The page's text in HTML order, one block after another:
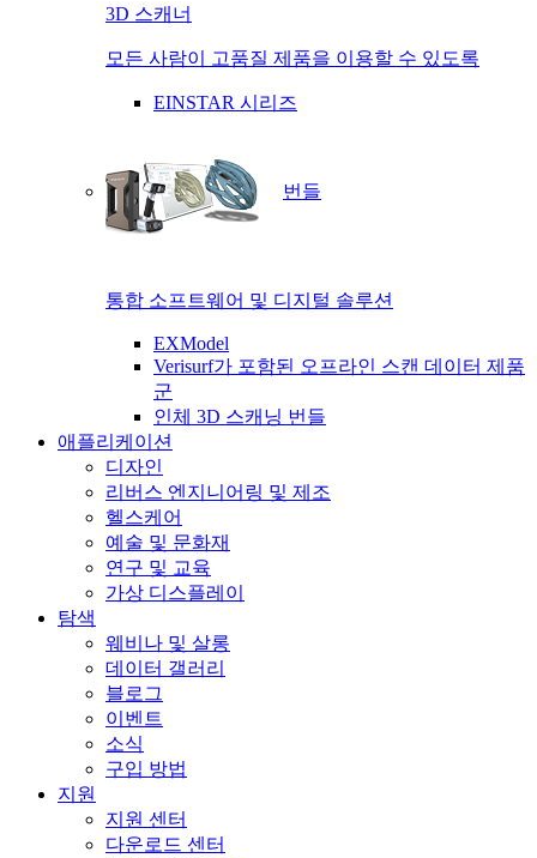
3D 스캐너
모든 사람이 고품질 제품을 이용할 수 있도록
EINSTAR 시리즈
번들
통합 소프트웨어 및 디지털 솔루션
EXModel
Verisurf가 포함된 오프라인 스캔 데이터 제품
군
인체 3D 스캐닝 번들
애플리케이션
디자인
리버스 엔지니어링 및 제조
헬스케어
예술 및 문화재
연구 및 교육
가상 디스플레이
탐색
웨비나 및 살롱
데이터 갤러리
블로그
이벤트
소식
구입 방법
지원
지원 센터
다운로드 센터